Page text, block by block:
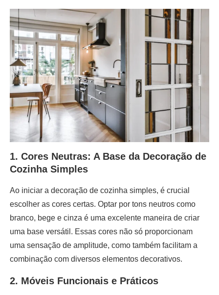
1. Cores Neutras: A Base da Decoração de
Cozinha Simples
Ao iniciar a decoração de cozinha simples, é crucial
escolher as cores certas. Optar por tons neutros como
branco, bege e cinza é uma excelente maneira de criar
uma base versátil. Essas cores não só proporcionam
uma sensação de amplitude, como também facilitam a
combinação com diversos elementos decorativos.
2. Móveis Funcionais e Práticos